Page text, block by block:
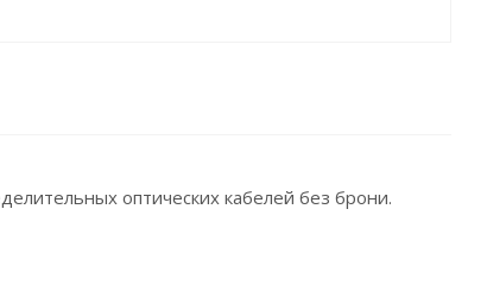
оптических кабелей без брони.